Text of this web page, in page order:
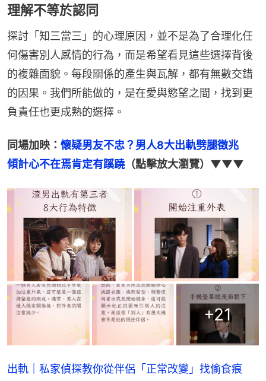
理解不等於認同
探討「知三當三」的心理原因，並不是為了合理化任
何傷害別人感情的行為，而是希望看見這些選擇背後
的複雜面貌。每段關係的產生與瓦解，都有無數交錯
的因果。我們所能做的，是在愛與慾望之間，找到更
負責任也更成熟的選擇。
同場加映： 懷疑男友不忠？男人8大出軌劈腿徵兆
傾計心不在焉肯定有蹊蹺 （點擊放大瀏覽）▼▼▼
+21
出軌｜私家偵探教你從伴侶「正常改變」找偷食痕